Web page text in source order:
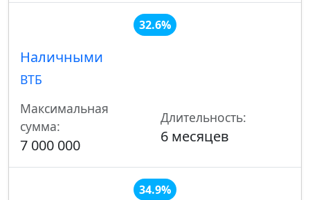
32.6%
Наличными
ВТБ
Максимальная
сумма:
7 000 000
Длительность:
6 месяцев
34.9%